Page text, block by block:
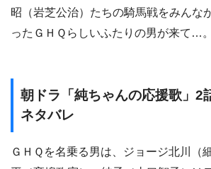
昭（岩芝公治）たちの騎馬戦をみんな
ったＧＨＱらしいふたりの男が来て…。
朝ドラ「純ちゃんの応援歌」2
ネタバレ
ＧＨＱを名乗る男は、ジョージ北川（